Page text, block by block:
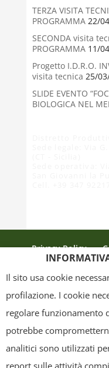
TERZA VISITA
PROGRAMMA22/
SECONDA visita
PROGRAMMA11/
Progetto I.D.R.O.
visita tecnica 25/
SLIDE EVENTO
BIOLOGICA NEL
Privacy Policy
grafica ed il layout) sono
Sicilia" e tutelati dal
Il sito usa cookie
profilazione. I cookie
regolare funzionamento
potrebbe
analitici sono utilizzati
report sulle attività